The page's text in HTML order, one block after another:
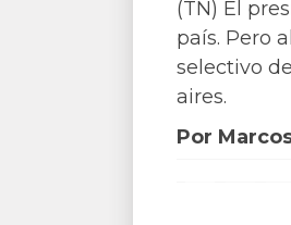
(TN) El
país. Pero
selectivo
aires.
Por